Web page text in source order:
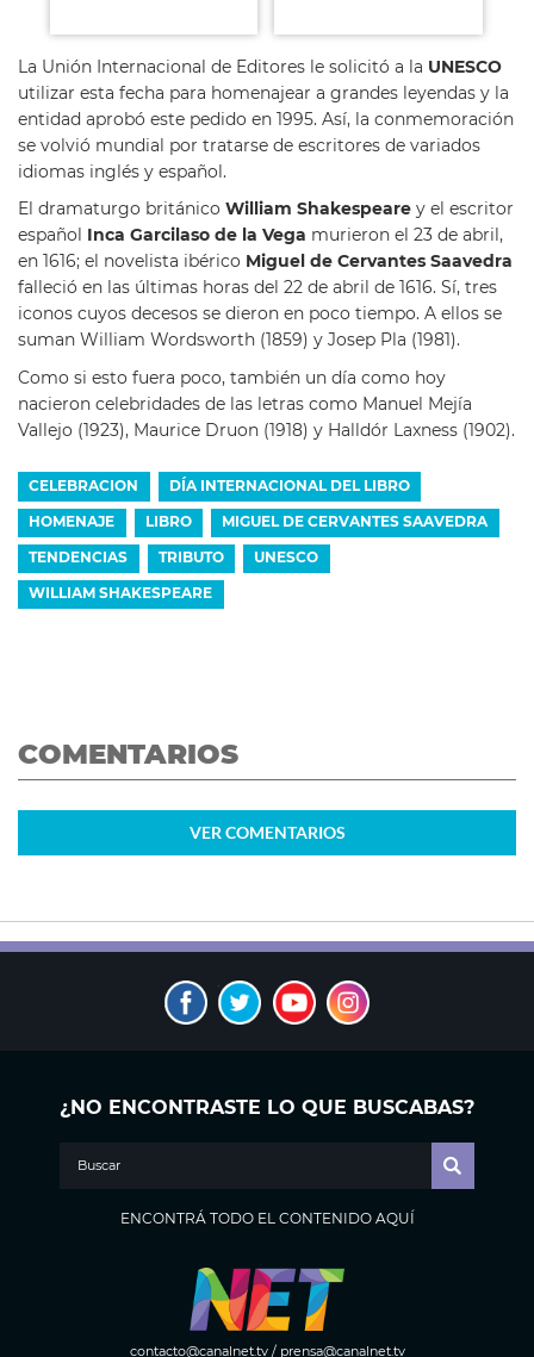
La Unión Internacional de Editores le solicitó a la UNESCO
utilizar esta fecha para homenajear a grandes leyendas y la
entidad aprobó este pedido en 1995. Así, la conmemoración
se volvió mundial por tratarse de escritores de variados
idiomas inglés y español.
El dramaturgo británico William Shakespeare y el escritor
español Inca Garcilaso de la Vega murieron el 23 de abril,
en 1616; el novelista ibérico Miguel de Cervantes Saavedra
falleció en las últimas horas del 22 de abril de 1616. Sí, tres
iconos cuyos decesos se dieron en poco tiempo. A ellos se
suman William Wordsworth (1859) y Josep Pla (1981).
Como si esto fuera poco, también un día como hoy
nacieron celebridades de las letras como Manuel Mejía
Vallejo (1923), Maurice Druon (1918) y Halldór Laxness (1902).
CELEBRACION DÍA INTERNACIONAL DEL LIBRO
HOMENAJE LIBRO MIGUEL DE CERVANTES SAAVEDRA
TENDENCIAS TRIBUTO UNESCO
WILLIAM SHAKESPEARE
COMENTARIOS
VER COMENTARIOS
¿NO ENCONTRASTE LO QUE BUSCABAS?
ENCONTRÁ TODO EL CONTENIDO AQUÍ
contacto@canalnet.tv/ prensa@canalnet.tv